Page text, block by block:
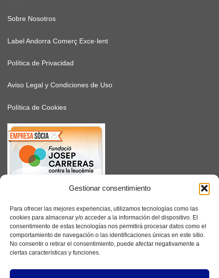
Gestionar consentimiento
Para ofrecer las mejores experiencias, utilizamos tecnologías como las
cookies para almacenar y/o acceder a la información del dispositivo. El
consentimiento de estas tecnologías nos permitirá procesar datos como el
comportamiento de navegación o las identificaciones únicas en este sitio.
No consentir o retirar el consentimiento, puede afectar negativamente a
ciertas características y funciones.
Sobre Nosotros
Label Andorra Comerç Exce·lent
Política de Privacidad
Aviso Legal y Condiciones de Uso
Política de Cookies
SUSCRÍBETE
Facebook
Instagram